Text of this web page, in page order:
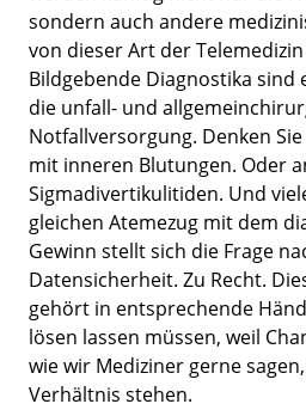
sondern auch andere
von dieser Art der
Bildgebende Diagnostika sind
die unfall- und
Notfallversorgung. Denken
mit inneren Blutungen. Oder
Sigmadivertikulitiden. Und
gleichen Atemezug mit dem
Gewinn stellt sich die Frage
Datensicherheit. Zu Recht.
gehört in entsprechende
lösen lassen müssen, weil
wie wir Mediziner gerne
Verhältnis stehen.